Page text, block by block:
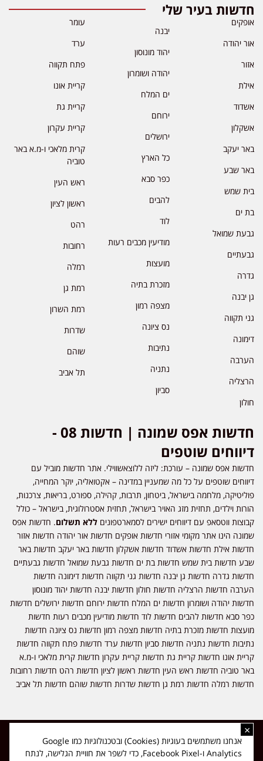
חדשות בעיר שלי
אופקים
אור יהודה
אזור
אילת
אשדוד
אשקלון
באר יעקב
באר שבע
בית שמש
בת ים
גבעת שמואל
גבעתיים
גדרה
גן יבנה
גני תקווה
דימונה
הערבה
הרצליה
חולון
יבנה
יהוד מונוסון
יהודה ושומרון
ים המלח
ירוחם
ירושלים
כל הארץ
כפר סבא
להבים
לוד
מודיעין מכבים רעות
מועצות
מזכרת בתיה
מצפה רמון
נס ציונה
נתיבות
נתניה
סביון
עומר
ערד
פתח תקווה
קריית אונו
קריית גת
קריית עקרון
קרית מלאכי ו-מ.א באר
טוביה
ראש העין
ראשון לציון
רהט
רחובות
רמלה
רמת גן
רמת השרון
שדרות
שוהם
תל אביב
חדשות אפס שמונה | חדשות 08 -
דיווחים שוטפים
חדשות אפס שמונה – עורכת: ליזה ללוצאשווילי. אתר חדשות מוביל עם
דיווחים שוטפים על כל מה שמעניין במדינה – אקטואליה, יוקר המחייה,
פוליטיקה, מלחמה בישראל, ביטחון, תרבות, קהילה, ספורט, בריאות, צרכנות,
הורות וילדים, תחזית מזג האויר בישראל, תחזית אסטרולוגית, בישראל – כולל
קבוצות ווטסאפ עם דיווחים ישירים לסמארטפונים ללא תשלום. חדשות אפס
שמונה הינו אתר מקומי אזורי חדשות אופקים חדשות אור יהודה חדשות אזור
חדשות אילת חדשות אשדוד חדשות אשקלון חדשות באר יעקב חדשות באר
שבע חדשות בית שמש חדשות בת ים חדשות גבעת שמואל חדשות גבעתיים
חדשות גדרה חדשות גן יבנה חדשות גני תקווה חדשות דימונה חדשות
הערבה חדשות הרצליה חדשות חולון חדשות יבנה חדשות יהוד מונוסון
חדשות יהודה ושומרון חדשות ים המלח חדשות ירוחם חדשות ירושלים חדשות
כפר סבא חדשות להבים חדשות לוד חדשות מודיעין מכבים רעות חדשות
מועצות חדשות מזכרת בתיה חדשות מצפה רמון חדשות נס ציונה חדשות
נתיבות חדשות נתניה חדשות סביון חדשות ערד חדשות פתח תקווה חדשות
קריית אונו חדשות קריית גת חדשות קריית עקרון חדשות קרית מלאכי ו-מ.א
באר טוביה חדשות ראש העין חדשות ראשון לציון חדשות רהט חדשות רחובות
חדשות רמלה חדשות רמת גן חדשות שדרות חדשות שוהם חדשות תל אביב
כל הזכויות שמורות ל-ליזה ללוצאשווילי - חדשות אפס שמונה - דיווחים בזמן
אמת, נוסד בשנת 2019 | טל' לפרסומים 054-9759222 מייל מערכת
news08.net@gmail.com
×
אנחנו משתמשים בעוגיות (Cookies) ובטכנולוגיות כמו Google
Analytics ו-Facebook Pixel, כדי לשפר את חוויית הגלישה, לנתח